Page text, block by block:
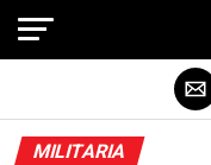
MILITARIA